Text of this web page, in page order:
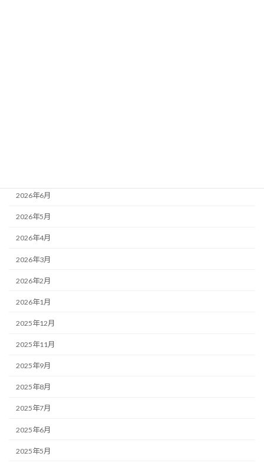
2026年6月
2026年5月
2026年4月
2026年3月
2026年2月
2026年1月
2025年12月
2025年11月
2025年9月
2025年8月
2025年7月
2025年6月
2025年5月